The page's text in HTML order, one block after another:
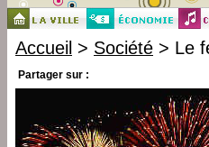
Accueil > Société > Le
Partager sur :